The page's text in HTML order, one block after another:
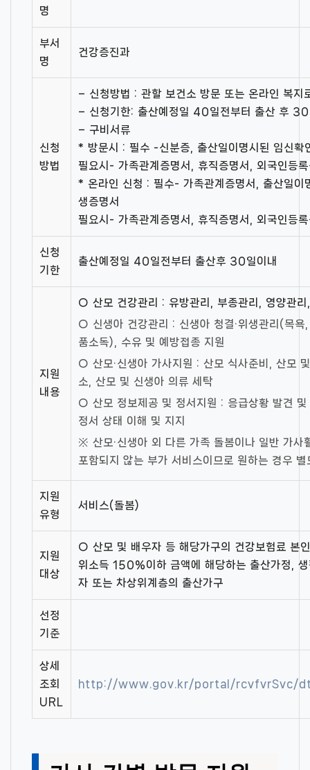
명
부서
명
건강증진과
신청
방법
– 신청방법 : 관할 보건소 방문 또는 온라인 복
– 신청기한: 출산예정일 40일전부터 출산 후 30
– 구비서류
* 방문시 : 필수 -신분증, 출산일이명시된 임신확
필요시- 가족관계증명서, 휴직증명서, 외국인등
* 온라인 신청 : 필수- 가족관계증명서, 출산일이
생증명서
필요시- 가족관계증명서, 휴직증명서, 외국인등
신청
기한
출산예정일 40일전부터 출산후 30일이내
지원
내용
○ 산모 건강관리 : 유방관리, 부종관리, 영양관
○ 신생아 건강관리 : 신생아 청결·위생관리(목욕
품소독), 수유 및 예방접종 지원
○ 산모·신생아 가사지원 : 산모 식사준비, 산모
소, 산모 및 신생아 의류 세탁
○ 산모 정보제공 및 정서지원 : 응급상황 발견
정서 상태 이해 및 지지
※ 산모·신생아 외 다른 가족 돌봄이나 일반 가사
포함되지 않는 부가 서비스이므로 원하는 경우
지원
유형
서비스(돌봄)
지원
대상
○ 산모 및 배우자 등 해당가구의 건강보험료 본
위소득 150%이하 금액에 해당하는 출산가정,
자 또는 차상위계층의 출산가구
선정
기준
상세
조회
URL
http://www.gov.kr/portal/rcvfvrSvc/